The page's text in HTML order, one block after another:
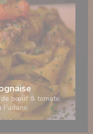
bœuf & tomate,
Padano.